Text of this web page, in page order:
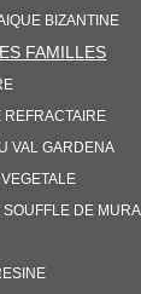
BIZANTINE
FAMILLES
VAL GARDENA
DE